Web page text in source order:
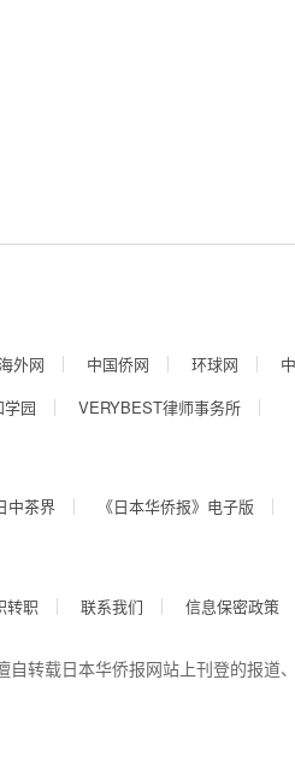
海外网 中国侨网 环球网
学园 VERYBEST律师事务所
中茶界 《日本华侨报》电子版
转职 联系我们 信息保密政策
自转载日本华侨报网站上刊登的报道